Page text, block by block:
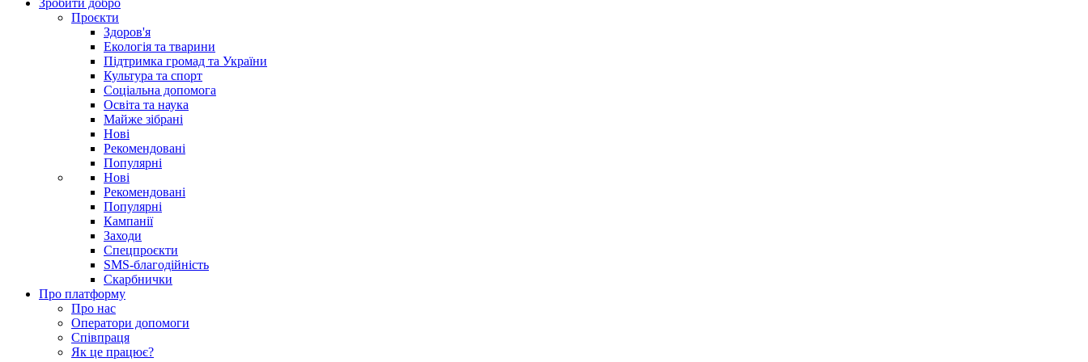
Зробити добро
Проєкти
Здоров'я
Екологія та тварини
Підтримка громад та України
Культура та спорт
Соціальна допомога
Освіта та наука
Майже зібрані
Нові
Рекомендовані
Популярні
Нові
Рекомендовані
Популярні
Кампанії
Заходи
Спецпроєкти
SMS-благодійність
Скарбнички
Про платформу
Про нас
Оператори допомоги
Співпраця
Як це працює?